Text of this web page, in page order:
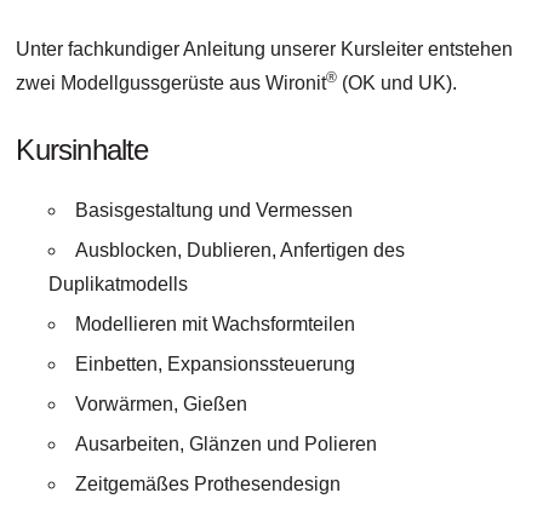
Unter fachkundiger Anleitung unserer Kursleiter entstehen
zwei Modellgussgerüste aus Wironit® (OK und UK).
Kursinhalte
Basisgestaltung und Vermessen
Ausblocken, Dublieren, Anfertigen des
Duplikatmodells
Modellieren mit Wachsformteilen
Einbetten, Expansionssteuerung
Vorwärmen, Gießen
Ausarbeiten, Glänzen und Polieren
Zeitgemäßes Prothesendesign